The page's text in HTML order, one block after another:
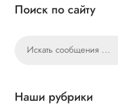
Поиск по сайту
Наши рубрики